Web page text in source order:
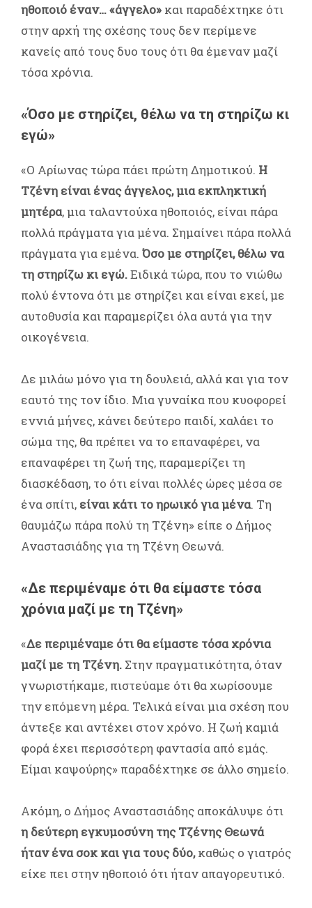
ηθοποιό έναν… «άγγελο» και παραδέχτηκε ότι
στην αρχή της σχέσης τους δεν περίμενε
κανείς από τους δυο τους ότι θα έμεναν μαζί
τόσα χρόνια.
«Όσο με στηρίζει, θέλω να τη στηρίζω κι
εγώ»
«Ο Αρίωνας τώρα πάει πρώτη Δημοτικού. Η
Τζένη είναι ένας άγγελος, μια εκπληκτική
μητέρα, μια ταλαντούχα ηθοποιός, είναι πάρα
πολλά πράγματα για μένα. Σημαίνει πάρα πολλά
πράγματα για εμένα. Όσο με στηρίζει, θέλω να
τη στηρίζω κι εγώ.Ειδικά τώρα, που το νιώθω
πολύ έντονα ότι με στηρίζει και είναι εκεί, με
αυτοθυσία και παραμερίζει όλα αυτά για την
οικογένεια.
Δε μιλάω μόνο για τη δουλειά, αλλά και για τον
εαυτό της τον ίδιο. Μια γυναίκα που κυοφορεί
εννιά μήνες, κάνει δεύτερο παιδί, χαλάει το
σώμα της, θα πρέπει να το επαναφέρει, να
επαναφέρει τη ζωή της, παραμερίζει τη
διασκέδαση, το ότι είναι πολλές ώρες μέσα σε
ένα σπίτι, είναι κάτι το ηρωικό για μένα. Τη
θαυμάζω πάρα πολύ τη Τζένη» είπε ο Δήμος
Αναστασιάδης για τη Τζένη Θεωνά.
«Δε περιμέναμε ότι θα είμαστε τόσα
χρόνια μαζί με τη Τζένη»
«Δε περιμέναμε ότι θα είμαστε τόσα χρόνια
μαζί με τη Τζένη. Στην πραγματικότητα, όταν
γνωριστήκαμε, πιστεύαμε ότι θα χωρίσουμε
την επόμενη μέρα. Τελικά είναι μια σχέση που
άντεξε και αντέχει στον χρόνο. Η ζωή καμιά
φορά έχει περισσότερη φαντασία από εμάς.
Είμαι καψούρης» παραδέχτηκε σε άλλο σημείο.
Ακόμη, ο Δήμος Αναστασιάδης αποκάλυψε ότι
η δεύτερη εγκυμοσύνη της Τζένης Θεωνά
ήταν ένα σοκ και για τους δύο,καθώς ο γιατρός
είχε πει στην ηθοποιό ότι ήταν απαγορευτικό.